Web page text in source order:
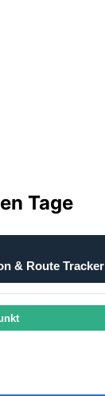
Tage
& Route Tracker